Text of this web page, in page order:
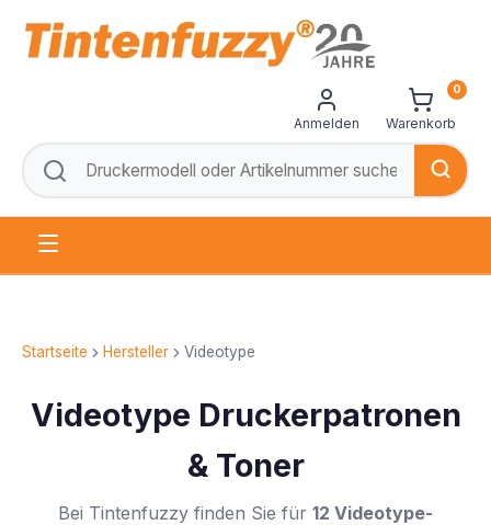
Anmelden Warenkorb
0
Startseite Hersteller Videotype
Videotype Druckerpatronen
& Toner
Bei Tintenfuzzy finden Sie für 12 Videotype-